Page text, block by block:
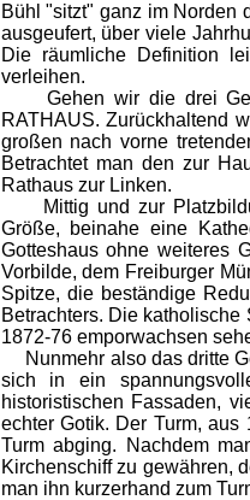
Bühl "sitzt" ganz im Norden
ausgeufert, über viele
Die räumliche Definition
verleihen.
Gehen wir die drei
RATHAUS. Zurückhaltend
großen nach vorne
Betrachtet man den zur
Rathaus zur Linken.
Mittig und zur
Größe, beinahe eine
Gotteshaus ohne weiteres
Vorbilde, dem Freiburger
Spitze, die beständige
Betrachters. Die
1872-76 emporwachsen
Nunmehr also das dritte
sich in ein
historistischen Fassaden,
echter Gotik. Der Turm,
Turm abging. Nachdem
Kirchenschiff zu gewähren,
man ihn kurzerhand zum